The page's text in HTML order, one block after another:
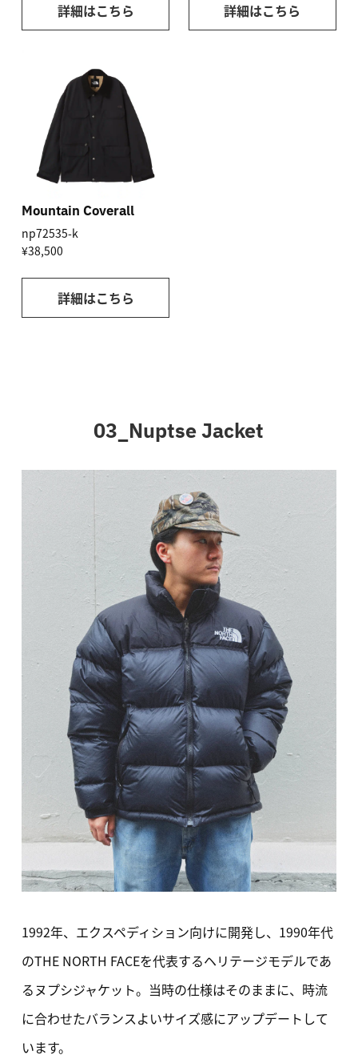
詳細はこちら 詳細はこちら
Mountain Coverall
np72535-k
¥38,500
詳細はこちら
03_Nuptse Jacket
1992年、エクスペディション向けに開発し、1990年代
のTHE NORTH FACEを代表するヘリテージモデルであ
るヌプシジャケット。当時の仕様はそのままに、時流
に合わせたバランスよいサイズ感にアップデートして
います。